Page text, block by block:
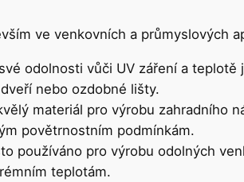
ve venkovních a průmyslových
odolnosti vůči UV záření a
nebo ozdobné lišty.
materiál pro výrobu zahradního
povětrnostním podmínkám.
používáno pro výrobu odolných
teplotám.